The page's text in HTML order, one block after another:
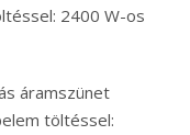
2400 W-os
áramszünet
töltéssel: